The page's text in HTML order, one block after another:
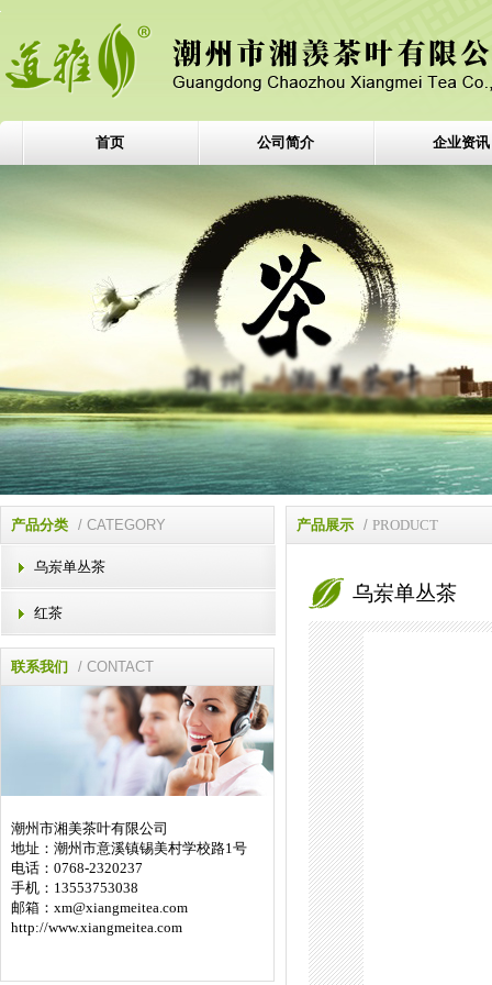
首页 公司简介 企业资讯
产品分类 / CATEGORY
乌岽单丛茶
红茶
联系我们 / CONTACT
潮州市湘美茶叶有限公司
地址：潮州市意溪镇锡美村学校路1号
电话：0768-2320237
手机：13553753038
邮箱： xm@xiangmeitea.com
http://www.xiangmeitea.com
产品展示 / PRODUCT
乌岽单丛茶